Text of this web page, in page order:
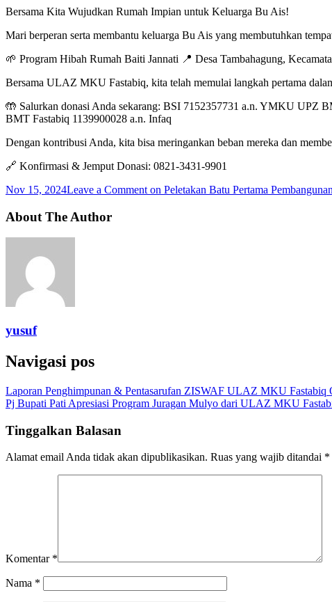
Bersama Kita Wujudkan Rumah Impian untuk Keluarga Bu Ais!
Mari berperan serta membantu keluarga Bu Ais yang membutuhkan
🌱 Program Hibah Rumah Baiti Jannati 📍 Desa Tambahagung,
Bersama ULAZ MKU Fastabiq, kita telah memulai langkah pertama
🤲 Salurkan donasi Anda sekarang: BSI 7152357731 a.n. YMKU UPZ
BMT Fastabiq 1139900028 a.n. Infaq
Dengan kontribusi Anda, kita bisa meringankan beban mereka dan
🔗 Konfirmasi & Jemput Donasi: 0821-3431-9901
Nov 15, 2024Leave a Comment on Peletakan Batu Pertama
About The Author
yusuf
Navigasi pos
Laporan Penghimpunan & Pentasarufan ZISWAF ULAZ MKU Fastabiq
Pj Bupati Pati Apresiasi Program Juragan Mulyo dari ULAZ MKU
Tinggalkan Balasan
Alamat email Anda tidak akan dipublikasikan. Ruas yang wajib ditandai *
Komentar *
Nama *